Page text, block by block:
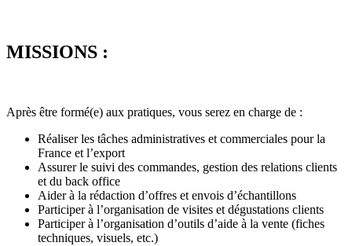
MISSIONS :
Après être formé(e) aux pratiques, vous serez en charge de :
Réaliser les tâches administratives et commerciales pour la
France et l’export
Assurer le suivi des commandes, gestion des relations clients
et du back office
Aider à la rédaction d’offres et envois d’échantillons
Participer à l’organisation de visites et dégustations clients
Participer à l’organisation d’outils d’aide à la vente (fiches
techniques, visuels, etc.)